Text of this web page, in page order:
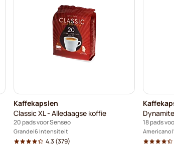
Kaffekapslen
Classic XL - Alledaagse koffie
20 pads voor Senseo
Grande 6 Intensiteit
4.3 (379)
18 pads
Americano